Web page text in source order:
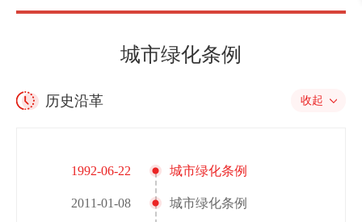
城市绿化条例
历史沿革 收起
1992-06-22
2011-01-08
城市绿化条例
城市绿化条例